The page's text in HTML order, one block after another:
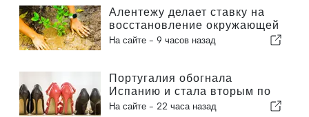
Алентежу делает ставку на
восстановление окружающей
среды за счет европейских
На сайте - 9 часов назад
Португалия обогнала
Испанию и стала вторым по
величине производителем
На сайте - 22 часа назад